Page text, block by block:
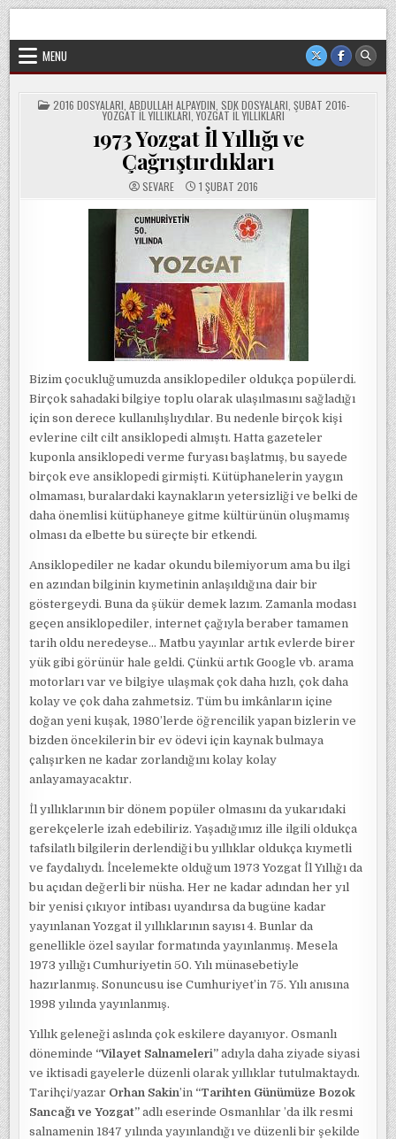
Skip
to
content
veya cemaatin güdümünde ya da tesirinde olmayan, tamamen
MENU
POSTED
IN
2016 DOSYALARI ABDULLAH ALPAYDIN SDK DOSYALARI ŞUBAT 2016-
YOZGAT İL YILLIKLARI ,YOZGAT İL YILLIKLARI
1973 Yozgat İl Yıllığı ve
Çağrıştırdıkları
SEVARE 1 ŞUBAT 2016
Bizim çocukluğumuzda ansiklopediler oldukça popülerdi.
Birçok sahadaki bilgiye toplu olarak ulaşılmasını sağladığı
için son derece kullanılışlıydılar. Bu nedenle birçok kişi
evlerine cilt cilt ansiklopedi almıştı. Hatta gazeteler
kuponla ansiklopedi verme furyası başlatmış, bu sayede
birçok eve ansiklopedi girmişti. Kütüphanelerin yaygın
olmaması, buralardaki kaynakların yetersizliği ve belki de
daha önemlisi kütüphaneye gitme kültürünün oluşmamış
olması da elbette bu süreçte bir etkendi.
Ansiklopediler ne kadar okundu bilemiyorum ama bu ilgi
en azından bilginin kıymetinin anlaşıldığına dair bir
göstergeydi. Buna da şükür demek lazım. Zamanla modası
geçen ansiklopediler, internet çağıyla beraber tamamen
tarih oldu neredeyse… Matbu yayınlar artık evlerde birer
yük gibi görünür hale geldi. Çünkü artık Google vb. arama
motorları var ve bilgiye ulaşmak çok daha hızlı, çok daha
kolay ve çok daha zahmetsiz. Tüm bu imkânların içine
doğan yeni kuşak, 1980’lerde öğrencilik yapan bizlerin ve
bizden öncekilerin bir ev ödevi için kaynak bulmaya
çalışırken ne kadar zorlandığını kolay kolay
anlayamayacaktır.
İl yıllıklarının bir dönem popüler olmasını da yukarıdaki
gerekçelerle izah edebiliriz. Yaşadığımız ille ilgili oldukça
tafsilatlı bilgilerin derlendiği bu yıllıklar oldukça kıymetli
ve faydalıydı. İncelemekte olduğum 1973 Yozgat İl Yıllığı da
bu açıdan değerli bir nüsha. Her ne kadar adından her yıl
bir yenisi çıkıyor intibası uyandırsa da bugüne kadar
yayınlanan Yozgat il yıllıklarının sayısı 4. Bunlar da
genellikle özel sayılar formatında yayınlanmış. Mesela
1973 yıllığı Cumhuriyetin 50. Yılı münasebetiyle
hazırlanmış. Sonuncusu ise Cumhuriyet’in 75. Yılı anısına
1998 yılında yayınlanmış.
Yıllık geleneği aslında çok eskilere dayanıyor. Osmanlı
döneminde “Vilayet Salnameleri” adıyla daha ziyade siyasi
ve iktisadi gayelerle düzenli olarak yıllıklar tutulmaktaydı.
Tarihçi/yazar Orhan Sakin’in “Tarihten Günümüze Bozok
Sancağı ve Yozgat” adlı eserinde Osmanlılar ’da ilk resmi
salnamenin 1847 yılında yayınlandığı ve düzenli bir şekilde